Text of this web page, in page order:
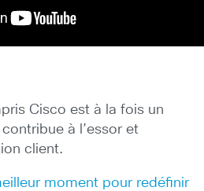
Cisco est à la fois un
à l’essor et
client.
moment pour redéfinir